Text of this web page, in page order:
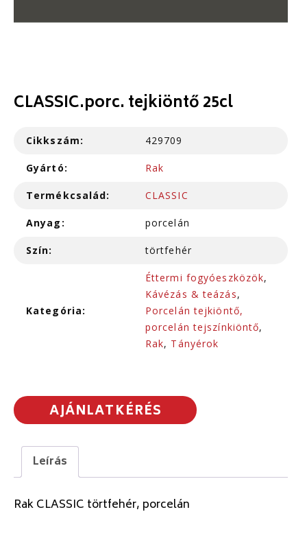
CLASSIC.porc. tejkiöntő 25cl
Cikkszám: 429709
Gyártó: Rak
Termékcsalád: CLASSIC
Anyag: porcelán
Szín: törtfehér
Kategória:
Éttermi fogyóeszközök,
Kávézás & teázás,
Porcelán tejkiöntő,
porcelán tejszínkiöntő,
Rak, Tányérok
AJÁNLATKÉRÉS
Leírás
Rak CLASSIC törtfehér, porcelán